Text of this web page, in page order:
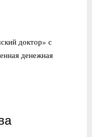
доктор» с
денежная